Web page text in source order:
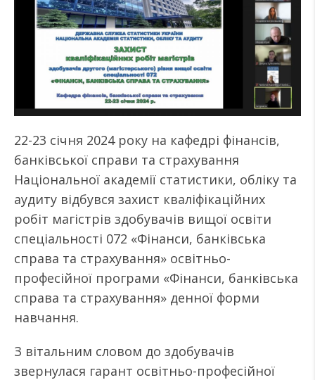
22-23 січня 2024 року на кафедрі фінансів,
банківської справи та страхування
Національної академії статистики, обліку та
аудиту відбувся захист кваліфікаційних
робіт магістрів здобувачів вищої освіти
спеціальності 072 «Фінанси, банківська
справа та страхування» освітньо-
професійної програми «Фінанси, банківська
справа та страхування» денної форми
навчання.
З вітальним словом до здобувачів
звернулася гарант освітньо-професійної